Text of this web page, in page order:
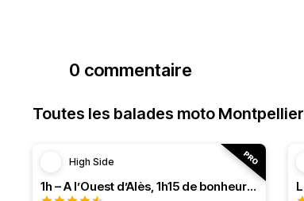
0 commentaire
Toutes les balades moto Montpellier
High Side
1h – A l’Ouest d’Alès, 1h15 de bonheur (HSRF23)